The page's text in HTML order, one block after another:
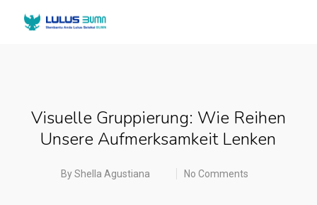
Visuelle Gruppierung: Wie Reihen
Unsere Aufmerksamkeit Lenken
ByShella Agustiana No Comments